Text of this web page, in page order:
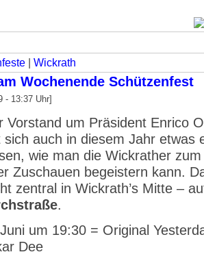
Wickrath
Wochenende Schützenfest
- 13:37 Uhr]
Vorstand um Präsident Enrico
sich auch in diesem Jahr etwas
wie man die Wickrather
Zuschauen begeistern kann.
zentral in Wickrath’s Mitte –
.
um 19:30 = Original
Dee